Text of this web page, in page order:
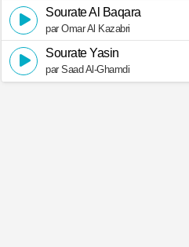
Sourate Al Baqara
par Omar Al Kazabri
Sourate Yasin
par Saad Al-Ghamdi